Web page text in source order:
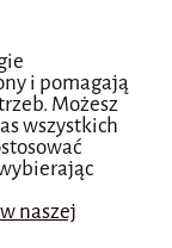
UE
i pomagają
Możesz
wszystkich
naszej